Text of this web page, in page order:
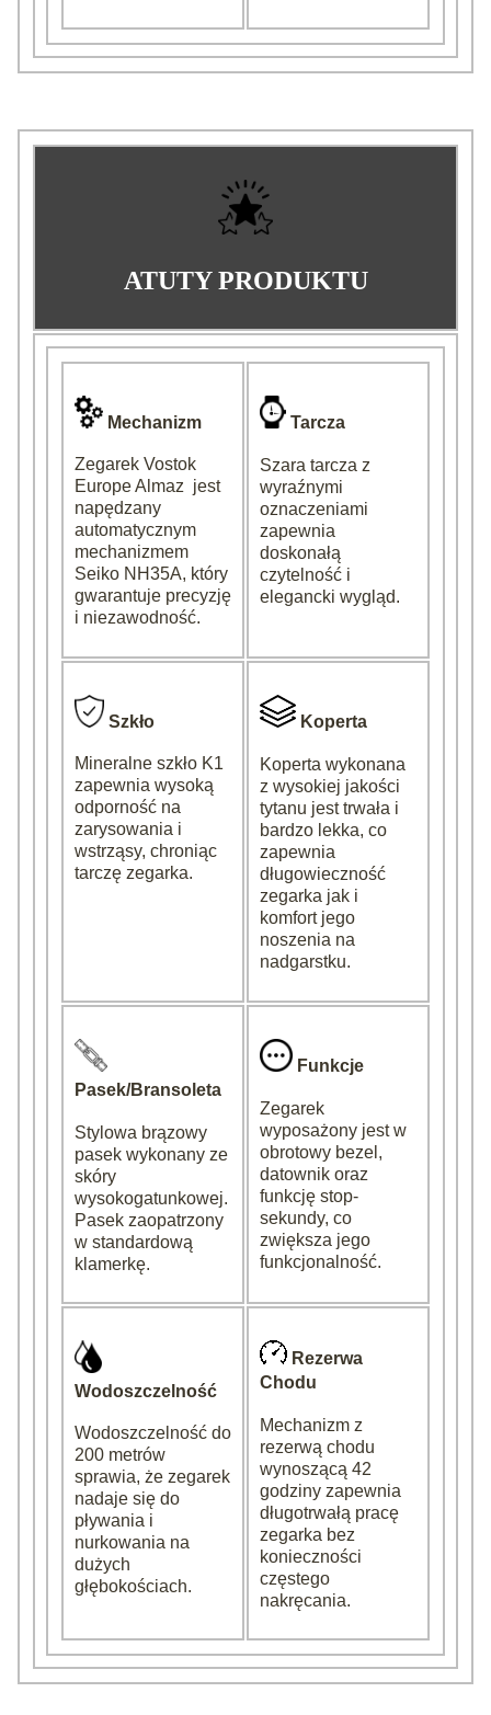
ATUTY PRODUKTU
Mechanizm
Zegarek Vostok
Europe Almaz jest
napędzany
automatycznym
mechanizmem
Seiko NH35A, który
gwarantuje precyzję
i niezawodność.
Tarcza
Szara tarcza z
wyraźnymi
oznaczeniami
zapewnia
doskonałą
czytelność i
elegancki wygląd.
Szkło
Mineralne szkło K1
zapewnia wysoką
odporność na
zarysowania i
wstrząsy, chroniąc
tarczę zegarka.
Koperta
Koperta wykonana
z wysokiej jakości
tytanu jest trwała i
bardzo lekka, co
zapewnia
długowieczność
zegarka jak i
komfort jego
noszenia na
nadgarstku.
Pasek/Bransoleta
Stylowa brązowy
pasek wykonany ze
skóry
wysokogatunkowej.
Pasek zaopatrzony
w standardową
klamerkę.
Funkcje
Zegarek
wyposażony jest w
obrotowy bezel,
datownik oraz
funkcję stop-
sekundy, co
zwiększa jego
funkcjonalność.
Wodoszczelność
Wodoszczelność do
200 metrów
sprawia, że zegarek
nadaje się do
pływania i
nurkowania na
dużych
głębokościach.
Rezerwa
Chodu
Mechanizm z
rezerwą chodu
wynoszącą 42
godziny zapewnia
długotrwałą pracę
zegarka bez
konieczności
częstego
nakręcania.